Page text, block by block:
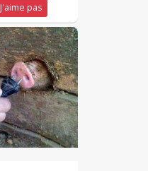
J'aime pas